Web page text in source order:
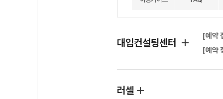
대입컨설팅센터
[예약
[예약
러셀